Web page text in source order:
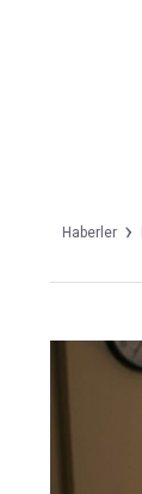
Haberler